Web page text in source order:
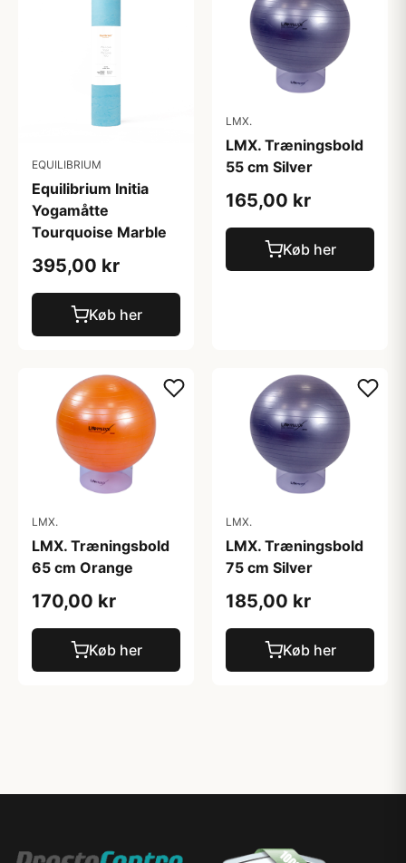
EQUILIBRIUM
Equilibrium Initia
Yogamåtte
Tourquoise Marble
395,00 kr
Køb her
LMX.
LMX. Træningsbold
55 cm Silver
165,00 kr
Køb her
LMX.
LMX. Træningsbold
65 cm Orange
170,00 kr
Køb her
LMX.
LMX. Træningsbold
75 cm Silver
185,00 kr
Køb her